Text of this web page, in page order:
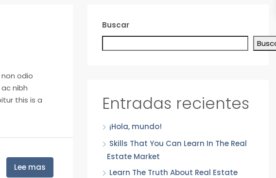
odio
nibh
this is a
Lee mas
Buscar
Entradas recientes
¡Hola, mundo!
Skills That You Can Learn In The Real
Estate Market
Learn The Truth About Real Estate